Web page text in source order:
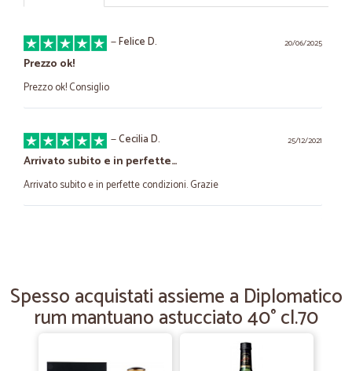
20/06/2025
—Felice D.
Prezzo ok!
Prezzo ok! Consiglio
25/12/2021
—Cecilia D.
Arrivato subito e in perfette…
Arrivato subito e in perfette condizioni. Grazie
Diabetici o almeno cosi' mi sembra.GrazieNicola Di Giacomo
Spesso acquistati assieme a Diplomatico
rum mantuano astucciato 40° cl.70